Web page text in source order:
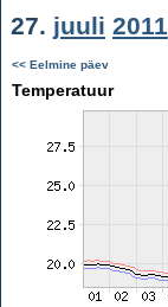
27. juuli 2011
<< Eelmine päev
Temperatuur